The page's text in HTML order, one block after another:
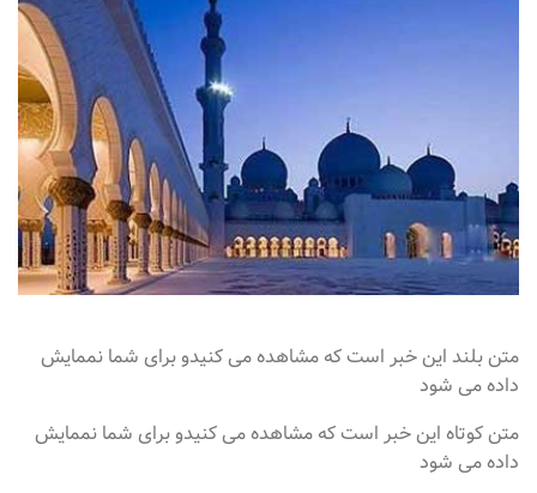
متن بلند این خبر است که مشاهده می کنیدو برای شما نممایش
داده می شود
متن کوتاه این خبر است که مشاهده می کنیدو برای شما نممایش
داده می شود